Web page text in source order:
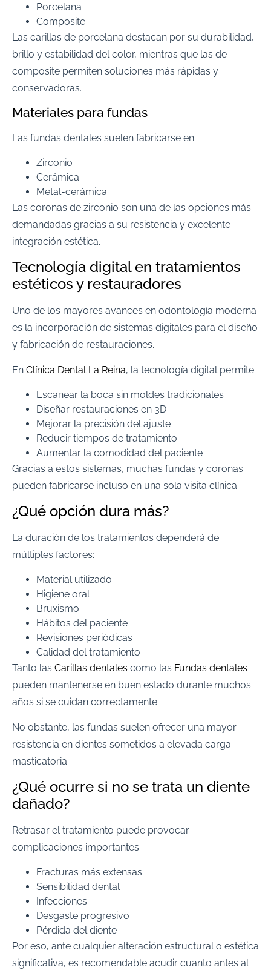
Porcelana
Composite
Las carillas de porcelana destacan por su durabilidad,
brillo y estabilidad del color, mientras que las de
composite permiten soluciones más rápidas y
conservadoras.
Materiales para fundas
Las fundas dentales suelen fabricarse en:
Zirconio
Cerámica
Metal-cerámica
Las coronas de zirconio son una de las opciones más
demandadas gracias a su resistencia y excelente
integración estética.
Tecnología digital en tratamientos
estéticos y restauradores
Uno de los mayores avances en odontología moderna
es la incorporación de sistemas digitales para el diseño
y fabricación de restauraciones.
En Clínica Dental La Reina, la tecnología digital permite:
Escanear la boca sin moldes tradicionales
Diseñar restauraciones en 3D
Mejorar la precisión del ajuste
Reducir tiempos de tratamiento
Aumentar la comodidad del paciente
Gracias a estos sistemas, muchas fundas y coronas
pueden fabricarse incluso en una sola visita clínica.
¿Qué opción dura más?
La duración de los tratamientos dependerá de
múltiples factores:
Material utilizado
Higiene oral
Bruxismo
Hábitos del paciente
Revisiones periódicas
Calidad del tratamiento
Tanto las Carillas dentales como las Fundas dentales
pueden mantenerse en buen estado durante muchos
años si se cuidan correctamente.
No obstante, las fundas suelen ofrecer una mayor
resistencia en dientes sometidos a elevada carga
masticatoria.
¿Qué ocurre si no se trata un diente
dañado?
Retrasar el tratamiento puede provocar
complicaciones importantes:
Fracturas más extensas
Sensibilidad dental
Infecciones
Desgaste progresivo
Pérdida del diente
Por eso, ante cualquier alteración estructural o estética
significativa, es recomendable acudir cuanto antes al